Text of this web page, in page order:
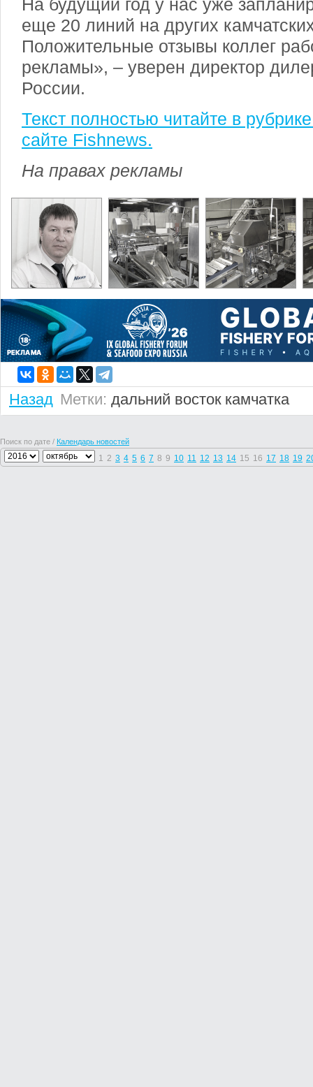
На будущий год у нас уже
еще 20 линий на других
Положительные отзывы коллег
рекламы», – уверен директор
России.
Текст полностью читайте в
сайте Fishnews.
На правах рекламы
Назад Метки: дальний восток камчатка
Поиск по дате / Календарь новостей
1 2 3 4 5 6 7 8 9 10 11 12 13 14 15 16 17 18 19